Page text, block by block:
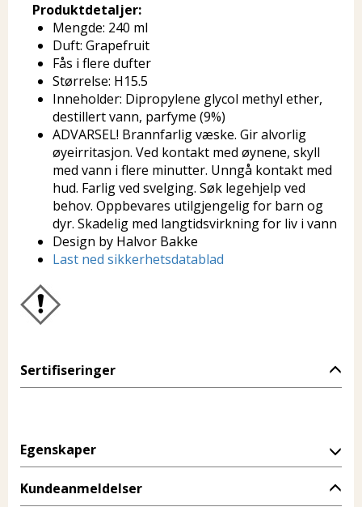
Produktdetaljer:
Mengde: 240 ml
Duft: Grapefruit
Fås i flere dufter
Størrelse: H15.5
Inneholder: Dipropylene glycol methyl ether,
destillert vann, parfyme (9%)
ADVARSEL! Brannfarlig væske. Gir alvorlig
øyeirritasjon. Ved kontakt med øynene, skyll
med vann i flere minutter. Unngå kontakt med
hud. Farlig ved svelging. Søk legehjelp ved
behov. Oppbevares utilgjengelig for barn og
dyr. Skadelig med langtidsvirkning for liv i vann
Design by Halvor Bakke
Last ned sikkerhetsdatablad
Sertifiseringer
Egenskaper
Kundeanmeldelser